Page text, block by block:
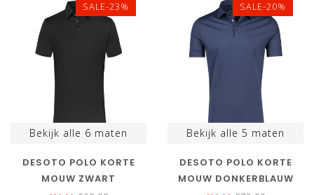
SALE-23%
Bekijk alle 6 maten
DESOTO POLO KORTE
MOUW ZWART
SALE-20%
Bekijk alle 5 maten
DESOTO POLO KORTE
MOUW DONKERBLAUW